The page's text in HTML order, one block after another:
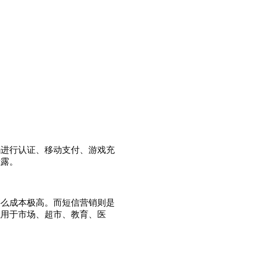
行认证、移动支付、游戏充
。
成本极高。而短信营销则是
于市场、超市、教育、医